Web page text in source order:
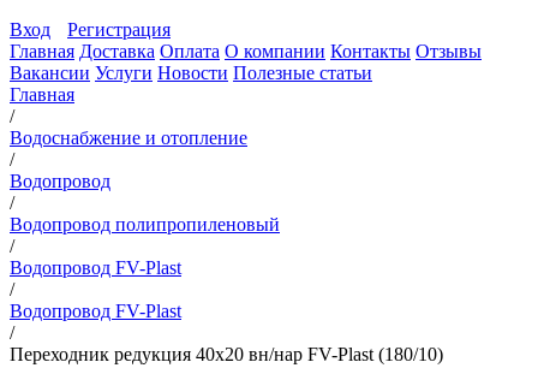
Вход
Регистрация
Главная Доставка Оплата О компании Контакты Отзывы
Вакансии Услуги Новости Полезные статьи
Главная
/
Водоснабжение и отопление
/
Водопровод
/
Водопровод полипропиленовый
/
Водопровод FV-Plast
/
Водопровод FV-Plast
/
Переходник редукция 40х20 вн/нар FV-Plast (180/10)